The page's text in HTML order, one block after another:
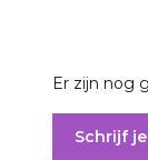
Er zijn nog
Schrijf